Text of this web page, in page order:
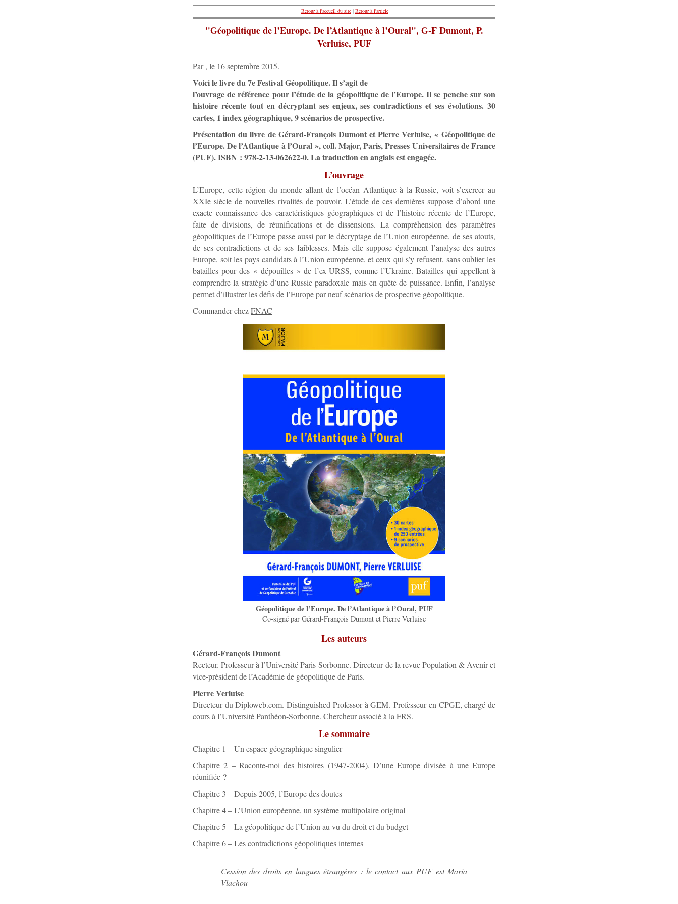
Retour à l'accueil du site | Retour à l'article
"Géopolitique de l’Europe. De l’Atlantique à l’Oural", G-F Dumont, P.
Verluise, PUF
Par , le 16 septembre 2015.
Voici le livre du 7e Festival Géopolitique. Il s’agit de
l’ouvrage de référence pour l’étude de la géopolitique de l’Europe. Il se penche sur son
histoire récente tout en décryptant ses enjeux, ses contradictions et ses évolutions. 30
cartes, 1 index géographique, 9 scénarios de prospective.
Présentation du livre de Gérard-François Dumont et Pierre Verluise, « Géopolitique de
l’Europe. De l’Atlantique à l’Oural », coll. Major, Paris, Presses Universitaires de France
(PUF). ISBN : 978-2-13-062622-0. La traduction en anglais est engagée.
L’ouvrage
L’Europe, cette région du monde allant de l’océan Atlantique à la Russie, voit s’exercer au
XXIe siècle de nouvelles rivalités de pouvoir. L’étude de ces dernières suppose d’abord une
exacte connaissance des caractéristiques géographiques et de l’histoire récente de l’Europe,
faite de divisions, de réunifications et de dissensions. La compréhension des paramètres
géopolitiques de l’Europe passe aussi par le décryptage de l’Union européenne, de ses atouts,
de ses contradictions et de ses faiblesses. Mais elle suppose également l’analyse des autres
Europe, soit les pays candidats à l’Union européenne, et ceux qui s’y refusent, sans oublier les
batailles pour des « dépouilles » de l’ex-URSS, comme l’Ukraine. Batailles qui appellent à
comprendre la stratégie d’une Russie paradoxale mais en quête de puissance. Enfin, l’analyse
permet d’illustrer les défis de l’Europe par neuf scénarios de prospective géopolitique.
Commander chezFNAC
Géopolitique de l’Europe. De l’Atlantique à l’Oural, PUF
Co-signé par Gérard-François Dumont et Pierre Verluise
Les auteurs
Gérard-François Dumont
Recteur. Professeur à l’Université Paris-Sorbonne. Directeur de la revue Population & Avenir et
vice-président de l’Académie de géopolitique de Paris.
Pierre Verluise
Directeur du Diploweb.com. Distinguished Professor à GEM. Professeur en CPGE, chargé de
cours à l’Université Panthéon-Sorbonne. Chercheur associé à la FRS.
Le sommaire
Chapitre 1 – Un espace géographique singulier
Chapitre 2 – Raconte-moi des histoires (1947-2004). D’une Europe divisée à une Europe
réunifiée ?
Chapitre 3 – Depuis 2005, l’Europe des doutes
Chapitre 4 – L’Union européenne, un système multipolaire original
Chapitre 5 – La géopolitique de l’Union au vu du droit et du budget
Chapitre 6 – Les contradictions géopolitiques internes
Cession des droits en langues étrangères : le contact aux PUF est Maria
Vlachou